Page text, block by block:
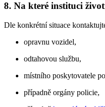
8. Na které instituci
Dle konkrétní situace
opravnu vozidel,
odtahovou službu,
místního poskytovatele
případně orgány policie,